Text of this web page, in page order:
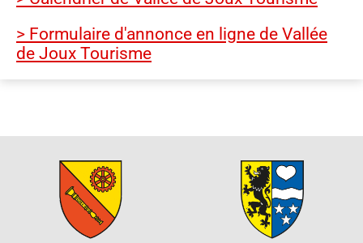
> Formulaire d'annonce en ligne de Vallée
de Joux Tourisme